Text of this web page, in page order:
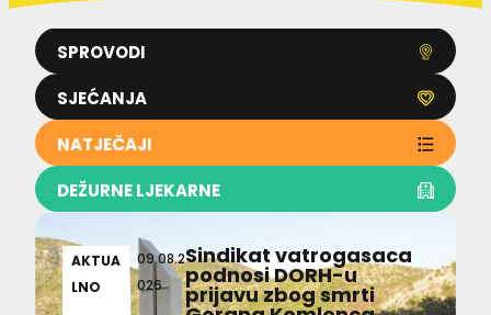
SPROVODI
SJEĆANJA
NATJEČAJI
DEŽURNE LJEKARNE
AKTUA
LNO
09.08.2
026
Sindikat vatrogasaca
podnosi DORH-u
prijavu zbog smrti